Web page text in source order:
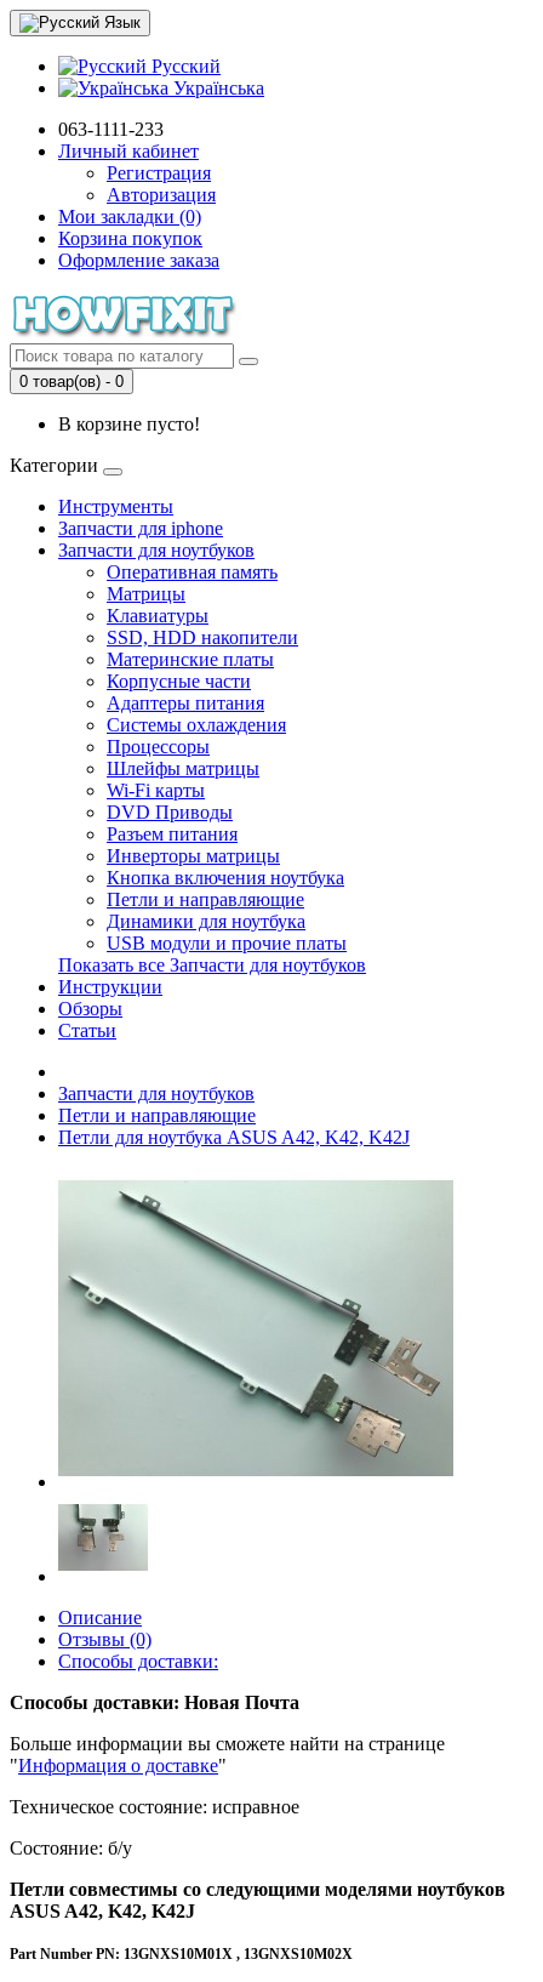
Язык
Русский
Українська
063-1111-233
Личный кабинет
Регистрация
Авторизация
Мои закладки (0)
Корзина покупок
Оформление заказа
0 товар(ов) - 0
В корзине пусто!
Категории
Инструменты
Запчасти для iphone
Запчасти для ноутбуков
Оперативная память
Матрицы
Клавиатуры
SSD, HDD накопители
Материнские платы
Корпусные части
Адаптеры питания
Системы охлаждения
Процессоры
Шлейфы матрицы
Wi-Fi карты
DVD Приводы
Разъем питания
Инверторы матрицы
Кнопка включения ноутбука
Петли и направляющие
Динамики для ноутбука
USB модули и прочие платы
Показать все Запчасти для ноутбуков
Инструкции
Обзоры
Статьи
Запчасти для ноутбуков
Петли и направляющие
Петли для ноутбука ASUS A42, K42, K42J
Описание
Отзывы (0)
Способы доставки:
Способы доставки: Новая Почта
Больше информации вы сможете найти на странице
"Информация о доставке"
Техническое состояние: исправное
Состояние: б/у
Петли совместимы со следующими моделями ноутбуков
ASUS A42, K42, K42J
Part Number PN: 13GNXS10M01X , 13GNXS10M02X